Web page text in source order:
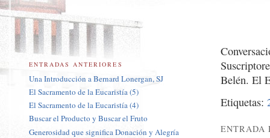
Belén. El
Etiquetas:
ENTRADA
ENTRADAS ANTERIORES
Una Introducción a Bernard Lonergan, SJ
El Sacramento de la Eucaristía (5)
El Sacramento de la Eucaristía (4)
Buscar el Producto y Buscar el Fruto
Generosidad que significa Donación y Alegría